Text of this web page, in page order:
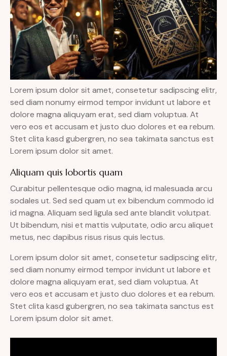
Lorem ipsum dolor sit amet, consetetur sadipscing elitr,
sed diam nonumy eirmod tempor invidunt ut labore et
dolore magna aliquyam erat, sed diam voluptua. At
vero eos et accusam et justo duo dolores et ea rebum.
Stet clita kasd gubergren, no sea takimata sanctus est
Lorem ipsum dolor sit amet.
Aliquam quis lobortis quam
Curabitur pellentesque odio magna, id malesuada arcu
sodales ut. Sed sed quam ut ex bibendum commodo id
id magna. Aliquam sed ligula sed ante blandit volutpat.
Ut bibendum, nisi et mattis vulputate, odio arcu aliquet
metus, nec dapibus risus risus quis lectus.
Lorem ipsum dolor sit amet, consetetur sadipscing elitr,
sed diam nonumy eirmod tempor invidunt ut labore et
dolore magna aliquyam erat, sed diam voluptua. At
vero eos et accusam et justo duo dolores et ea rebum.
Stet clita kasd gubergren, no sea takimata sanctus est
Lorem ipsum dolor sit amet.